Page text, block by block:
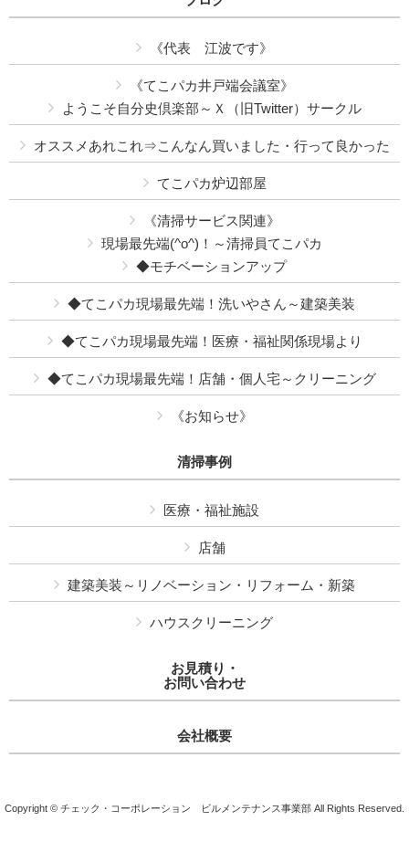
《代表 江波です》
《てこパカ井戸端会議室》
ようこそ自分史倶楽部～Ｘ（旧Twitter）サークル
オススメあれこれ⇒こんなん買いました・行って良かった
てこパカ炉辺部屋
《清掃サービス関連》
現場最先端(^o^)！～清掃員てこパカ
◆モチベーションアップ
◆てこパカ現場最先端！洗いやさん～建築美装
◆てこパカ現場最先端！医療・福祉関係現場より
◆てこパカ現場最先端！店舗・個人宅～クリーニング
《お知らせ》
清掃事例
医療・福祉施設
店舗
建築美装～リノベーション・リフォーム・新築
ハウスクリーニング
お見積り・
お問い合わせ
会社概要
Copyright © チェック・コーポレーション ビルメンテナンス事業部 All Rights Reserved.